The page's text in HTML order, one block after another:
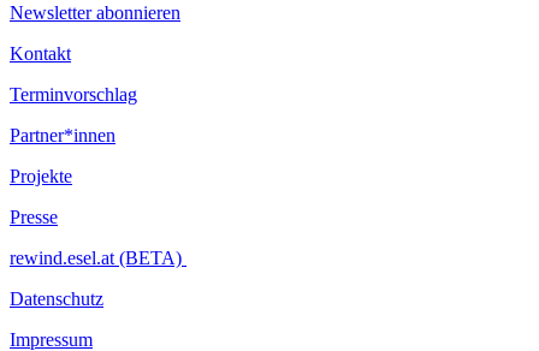
Newsletter abonnieren
Kontakt
Terminvorschlag
Partner*innen
Projekte
Presse
rewind.esel.at (BETA)
Datenschutz
Impressum